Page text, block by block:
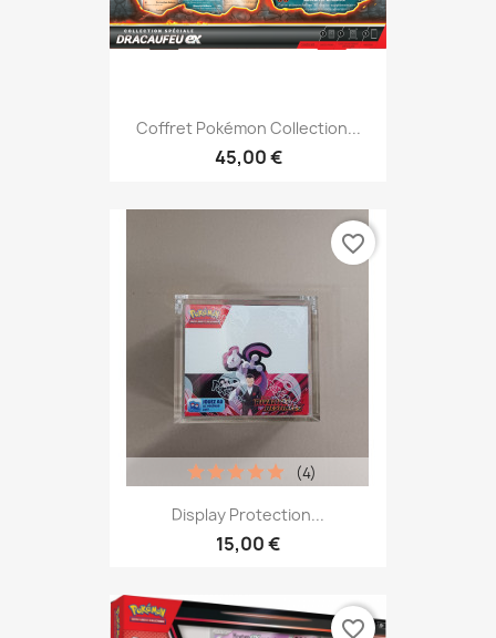
Coffret Pokémon Collection...
45,00 €
Display Protection...
15,00 €
(4)
favorite_border
favorite_border